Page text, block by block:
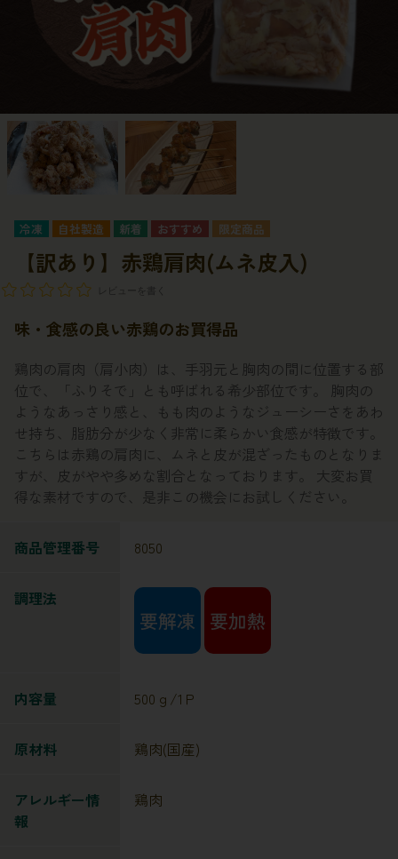
冷凍 自社製造
【訳あり】赤鶏肩肉(ムネ皮入)
レビューを書く
味・食感の良い赤鶏のお買得品
鶏肉の肩肉（肩小肉）は、手羽元と胸肉の間に位置する部
位で、「ふりそで」とも呼ばれる希少部位です。 胸肉の
ようなあっさり感と、もも肉のようなジューシーさをあわ
せ持ち、脂肪分が少なく非常に柔らかい食感が特徴です。
こちらは赤鶏の肩肉に、ムネと皮が混ざったものとなりま
すが、皮がやや多めな割合となっております。 大変お買
得な素材ですので、是非この機会にお試しください。
商品管理番号 8050
調理法
内容量 500ｇ/1Ｐ
原材料 鶏肉(国産)
アレルギー情
報
鶏肉